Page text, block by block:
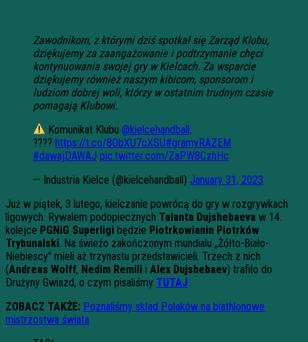
Zawodnikom, z którymi dziś spotkał się Zarząd Klubu,
dziękujemy za zaangażowanie i podtrzymanie chęci
kontynuowania swojej gry w Kielcach. Za wsparcie
dziękujemy również naszym kibicom, sponsorom i
ludziom dobrej woli, którzy w ostatnim trudnym czasie
pomagają Klubowi.
Komunikat Klubu@kielcehandball.
???? https://t.co/8ObXU7cXSU#gramyRAZEM
#dawajDAWAJ pic.twitter.com/ZaPW8CzhHc
— Industria Kielce (@kielcehandball) January 31, 2023
Już w piątek, 3 lutego, kielczanie powrócą do gry w rozgrywkach
ligowych. Rywalem podopiecznych Talanta Dujshebaeva w 14.
kolejce PGNiG Superligi będzie Piotrkowianin Piotrków
Trybunalski. Na świeżo zakończonym mundialu „Żółto-Biało-
Niebiescy” mieli aż trzynastu przedstawicieli. Trzech z nich
(Andreas Wolff, Nedim Remili i Alex Dujshebaev) trafiło do
Drużyny Gwiazd, o czym pisaliśmy TUTAJ.
ZOBACZ TAKŻE: Poznaliśmy skład Polaków na biathlonowe
mistrzostwa świata